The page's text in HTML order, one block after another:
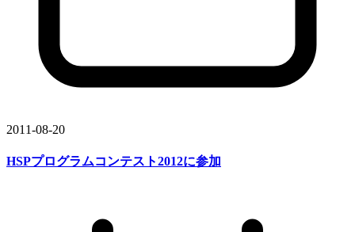
2011-08-20
HSPプログラムコンテスト2012に参加